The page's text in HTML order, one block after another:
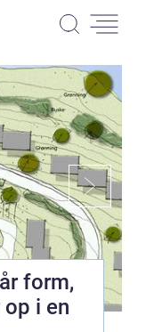
form,
i en